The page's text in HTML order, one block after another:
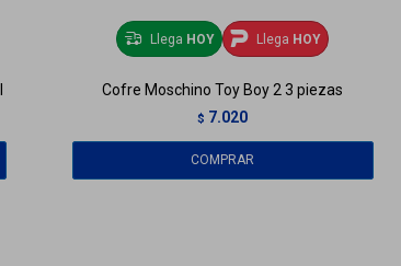
Llega HOY Llega HOY
Cofre Moschino Toy Boy 2 3 piezas
$ 7.020